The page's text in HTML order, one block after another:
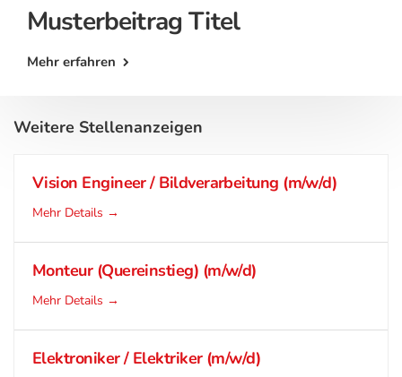
Musterbeitrag Titel
Mehr erfahren
Weitere Stellenanzeigen
Vision Engineer / Bildverarbeitung (m/w/d)
Mehr Details
Monteur (Quereinstieg) (m/w/d)
Mehr Details
Elektroniker / Elektriker (m/w/d)